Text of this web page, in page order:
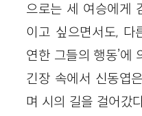
으로는 세 여승에게
이고 싶으면서도, 다
연한 그들의 행동’에
긴장 속에서 신동엽
며 시의 길을 걸어갔